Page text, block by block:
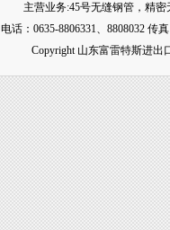
主营业务:45号无缝钢管， 精密
电话：0635-8806331、8808032 传
Copyright 山东富雷特斯进